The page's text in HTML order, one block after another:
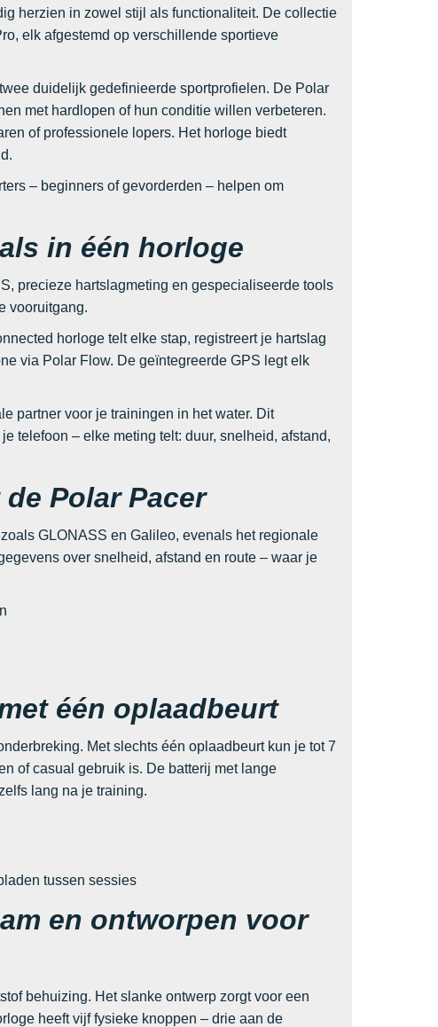
herzien in zowel stijl als functionaliteit. De collectie
elk afgestemd op verschillende sportieve
duidelijk gedefinieerde sportprofielen. De Polar
met hardlopen of hun conditie willen verbeteren.
of professionele lopers. Het horloge biedt
– beginners of gevorderden – helpen om
in één horloge
precieze hartslagmeting en gespecialiseerde tools
vooruitgang.
horloge telt elke stap, registreert je hartslag
via Polar Flow. De geïntegreerde GPS legt elk
partner voor je trainingen in het water. Dit
telefoon – elke meting telt: duur, snelheid, afstand,
Polar Pacer
GLONASS en Galileo, evenals het regionale
over snelheid, afstand en route – waar je
één oplaadbeurt
Met slechts één oplaadbeurt kun je tot 7
of casual gebruik is. De batterij met lange
lang na je training.
tussen sessies
en ontworpen voor
behuizing. Het slanke ontwerp zorgt voor een
heeft vijf fysieke knoppen – drie aan de